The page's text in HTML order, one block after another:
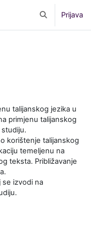
Toggle search
Prijava
talijanskog jezika u
primjenu talijanskog
korištenje talijanskog
temeljenu na
teksta. Približavanje
se izvodi na